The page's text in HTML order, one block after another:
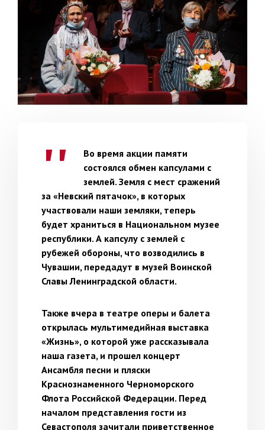
Во время акции памяти
состоялся обмен капсулами с
землей. Земля с мест сражений
за «Невский пятачок», в которых
участвовали наши земляки, теперь
будет храниться в Национальном музее
республики. А капсулу с землей с
рубежей обороны, что возводились в
Чувашии, передадут в музей Воинской
Славы Ленинградской области.
Также вчера в театре оперы и балета
открылась мультимедийная выставка
«Жизнь», о которой уже рассказывала
наша газета, и прошел концерт
Ансамбля песни и пляски
Краснознаменного Черноморского
Флота Российской Федерации. Перед
началом представления гости из
Севастополя зачитали приветственное